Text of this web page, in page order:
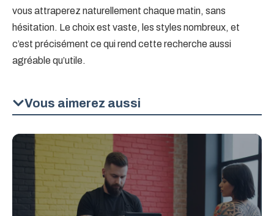
vous attraperez naturellement chaque matin, sans
hésitation. Le choix est vaste, les styles nombreux, et
c’est précisément ce qui rend cette recherche aussi
agréable qu’utile.
Vous aimerez aussi